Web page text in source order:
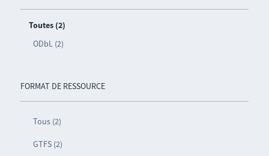
Toutes (2)
ODbL (2)
FORMAT DE RESSOURCE
Tous (2)
GTFS (2)